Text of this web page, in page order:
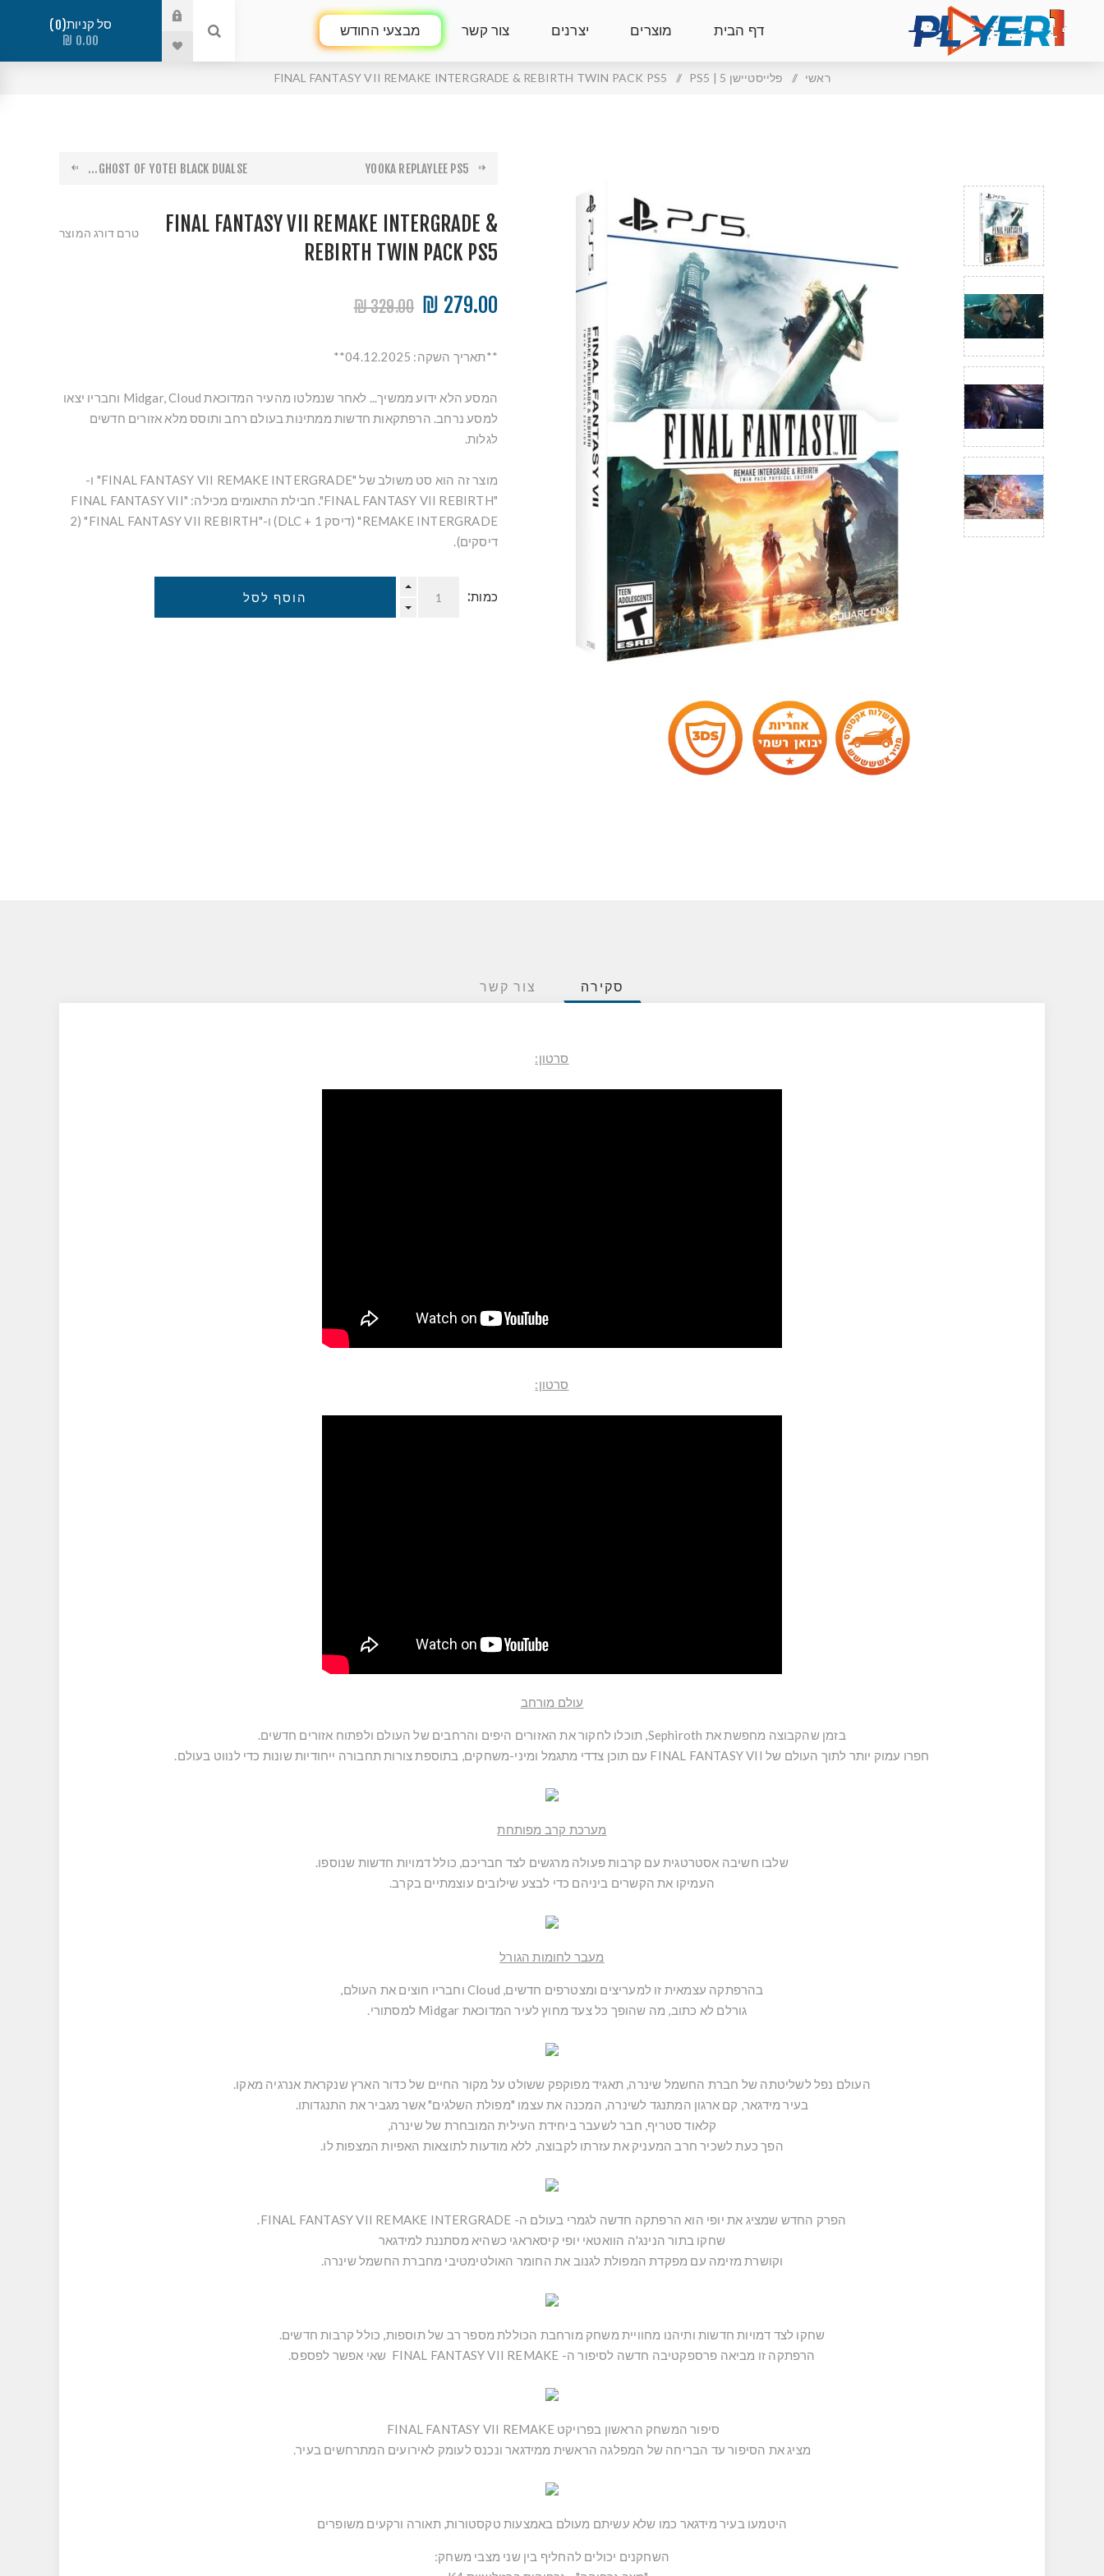
דף הבית מוצרים יצרנים צור קשר מבצעי החודש סל קניות 0
0.00 ₪
ראשי / פלייסטיישן 5 | PS5 /
FINAL FANTASY VII REMAKE INTERGRADE & REBIRTH TWIN PACK PS5
YOOKA REPLAYLEE PS5
GHOST OF YOTEI BLACK DUALSE...
FINAL FANTASY VII REMAKE INTERGRADE &
REBIRTH TWIN PACK PS5
טרם דורג המוצר
279.00 ₪
329.00 ₪
**תאריך השקה: 04.12.2025**
המסע הלא ידוע ממשיך... לאחר שנמלטו מהעיר המדוכאת Midgar, Cloud וחבריו יצאו
למסע נרחב. הרפתקאות חדשות ממתינות בעולם רחב ותוסס מלא אזורים חדשים
לגלות.
מוצר זה הוא סט משולב של "FINAL FANTASY VII REMAKE INTERGRADE" ו-
"FINAL FANTASY VII REBIRTH". חבילת התאומים מכילה: "FINAL FANTASY VII
REMAKE INTERGRADE" (דיסק 1 + DLC) ו-"FINAL FANTASY VII REBIRTH" (2
דיסקים).
כמות: הוסף לסל
סקירה צור קשר
סרטון:
סרטון:
עולם מורחב
בזמן שהקבוצה מחפשת את Sephiroth, תוכלו לחקור את האזורים היפים והרחבים של העולם ולפתוח אזורים חדשים.
חפרו עמוק יותר לתוך העולם של FINAL FANTASY VII עם תוכן צדדי מתגמל ומיני-משחקים, בתוספת צורות תחבורה ייחודיות שונות כדי לנווט בעולם.
מערכת קרב מפותחת
שלבו חשיבה אסטרטגית עם קרבות פעולה מרגשים לצד חבריכם, כולל דמויות חדשות שנוספו.
העמיקו את הקשרים ביניהם כדי לבצע שילובים עוצמתיים בקרב.
מעבר לחומות הגורל
בהרפתקה עצמאית זו למעריצים ומצטרפים חדשים, Cloud וחבריו חוצים את העולם,
גורלם לא כתוב, מה שהופך כל צעד מחוץ לעיר המדוכאת Midgar למסתורי.
העולם נפל לשליטתה של חברת החשמל שינרה, תאגיד מפוקפק ששולט על מקור החיים של כדור הארץ שנקראת אנרגיה מאקו.
בעיר מידגאר, קם ארגון המתנגד לשינרה, המכנה את עצמו "מפולת השלגים" אשר מגביר את התנגדותו.
קלאוד סטריף, חבר לשעבר ביחידת העילית המובחרת של שינרה,
הפך כעת לשכיר חרב המעניק את עזרתו לקבוצה, ללא מודעות לתוצאות האפיות המצפות לו.
הפרק החדש שמציג את יופי הוא הרפתקה חדשה לגמרי בעולם ה- FINAL FANTASY VII REMAKE INTERGRADE.
שחקו בתור הנינג'ה הוואטאי יופי קיסאראגי כשהיא מסתננת למידגאר
וקושרת מזימה עם מפקדת המפולת לגנוב את החומר האולטימטיבי מחברת החשמל שינרה.
שחקו לצד דמויות חדשות ותיהנו מחוויית משחק מורחבת הכוללת מספר רב של תוספות, כולל קרבות חדשים.
הרפתקה זו מביאה פרספקטיבה חדשה לסיפור ה- FINAL FANTASY VII REMAKE שאי אפשר לפספס.
סיפור המשחק הראשון בפרויקט FINAL FANTASY VII REMAKE
מציג את הסיפור עד הבריחה של המפלגה הראשית ממידגאר ונכנס לעומק לאירועים המתרחשים בעיר.
היטמעו בעיר מידגאר כמו שלא עשיתם מעולם באמצעות טקסטורות, תאורה ורקעים משופרים
השחקנים יכולים להחליף בין שני מצבי משחק: